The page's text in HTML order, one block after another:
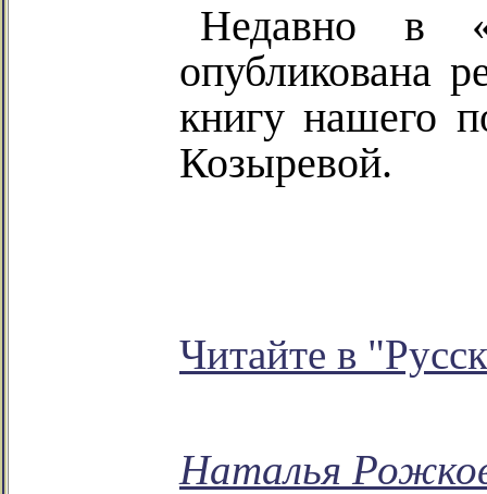
Недавно в
опубликована
книгу нашего
Козыревой.
Читайте в
Наталья